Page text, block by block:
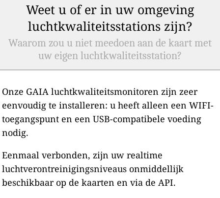
Weet u of er in uw omgeving
luchtkwaliteitsstations zijn?
Waarom zou u niet meedoen aan de kaart met
uw eigen luchtkwaliteitsstation?
Onze GAIA luchtkwaliteitsmonitoren zijn zeer
eenvoudig te installeren: u heeft alleen een WIFI-
toegangspunt en een USB-compatibele voeding
nodig.
Eenmaal verbonden, zijn uw realtime
luchtverontreinigingsniveaus onmiddellijk
beschikbaar op de kaarten en via de API.